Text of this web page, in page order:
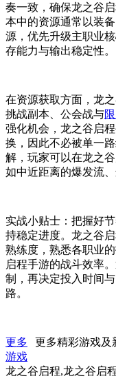
奏一致，确保龙之谷
本中的资源通常以装
源，优先升级主职业
存能力与输出稳定性。
在资源获取方面，龙
挑战副本、公会战与
强化机会，龙之谷启
换，因此不必被单一
解，玩家可以在龙之
如中近距离的爆发流
实战小贴士：把握好
持稳定进度。龙之谷
熟练度，熟悉各职业
启程手游的战斗效率
制，再决定投入时间
路。
更多精彩游戏及
更多
游戏
龙之谷启程,龙之谷启